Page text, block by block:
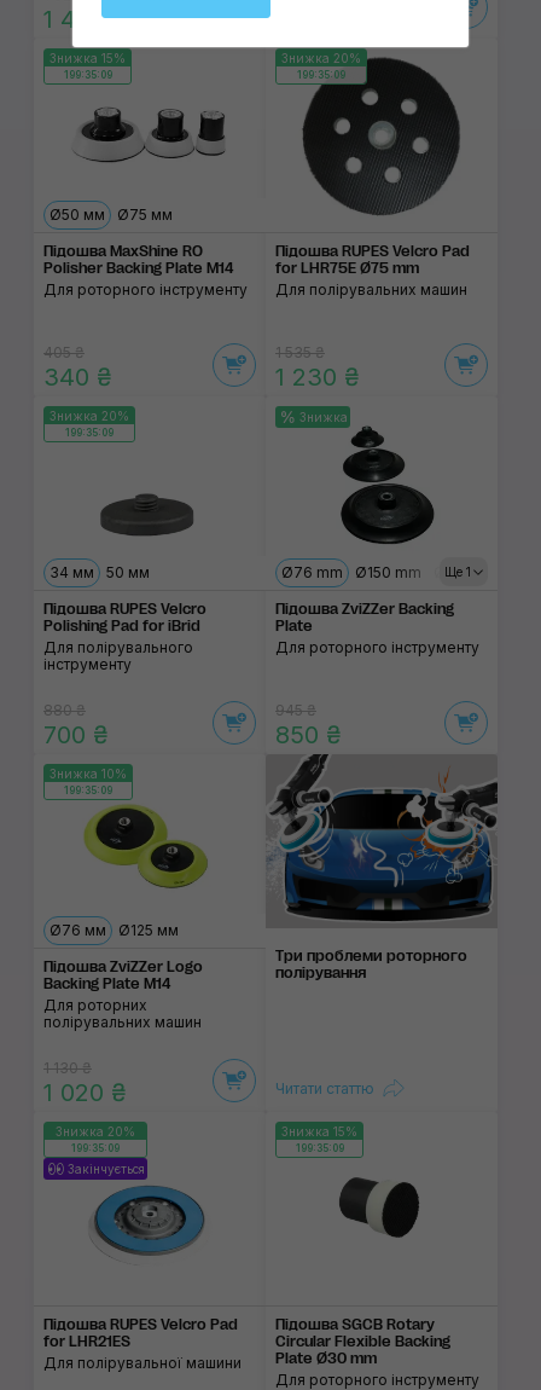
1 460 ₴
Знижка 15%
199:35:09
Ø50 мм Ø75 мм
Підошва MaxShine RO
Polisher Backing Plate M14
Для роторного інструменту
405 ₴
340 ₴
Знижка 20%
199:35:09
Підошва RUPES Velcro Pad
for LHR75E Ø75 mm
Для полірувальних машин
1 535 ₴
1 230 ₴
Знижка 20%
199:35:09
34 мм 50 мм
Підошва RUPES Velcro
Polishing Pad for iBrid
Для полірувального
інструменту
880 ₴
700 ₴
Знижка
Ще 1
Ø76 mm Ø150 mm Ø125 mm
Підошва ZviZZer Backing
Plate
Для роторного інструменту
945 ₴
850 ₴
Знижка 10%
199:35:09
Ø76 мм Ø125 мм
Підошва ZviZZer Logo
Backing Plate M14
Для роторних
полірувальних машин
1 130 ₴
1 020 ₴
Три проблеми роторного
полірування
Читати статтю
Знижка 20%
199:35:09
Закінчується
Підошва RUPES Velcro Pad
for LHR21ES
Для полірувальної машини
Знижка 15%
199:35:09
Підошва SGCB Rotary
Circular Flexible Backing
Plate Ø30 mm
Для роторного інструменту